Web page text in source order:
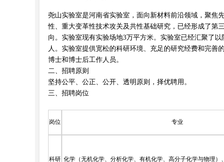
尧山实验室是河南省实验室，面向新材料前沿领域，聚焦
性、重大变革性技术攻关及共性基础研究，已经形成了第
向。实验室现有实验场地3万平方米。实验室已经汇聚了
人。实验室提供宽松的科研环境、充足的研究经费和完善
博士和博士后工作人员。
二、招聘原则
坚持公平、公正、公开、透明原则，择优聘用。
三、招聘岗位
岗位 专业
科研 化学（无机化学、分析化学、有机化学、高分子化学与物理）